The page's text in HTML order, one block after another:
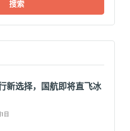
新选择，国航即将直飞冰
日